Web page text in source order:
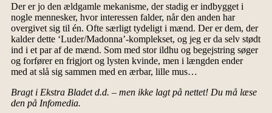
Der er jo den ældgamle mekanisme, der stadig er indbygget i
nogle mennesker, hvor interessen falder, når den anden har
overgivet sig til én. Ofte særligt tydeligt i mænd. Der er dem, der
kalder dette ‘Luder/Madonna’-komplekset, og jeg er da selv stødt
ind i et par af de mænd. Som med stor ildhu og begejstring søger
og forfører en frigjort og lysten kvinde, men i længden ender
med at slå sig sammen med en ærbar, lille mus…
Bragt i Ekstra Bladet d.d. – men ikke lagt på nettet! Du må læse
den på Infomedia.